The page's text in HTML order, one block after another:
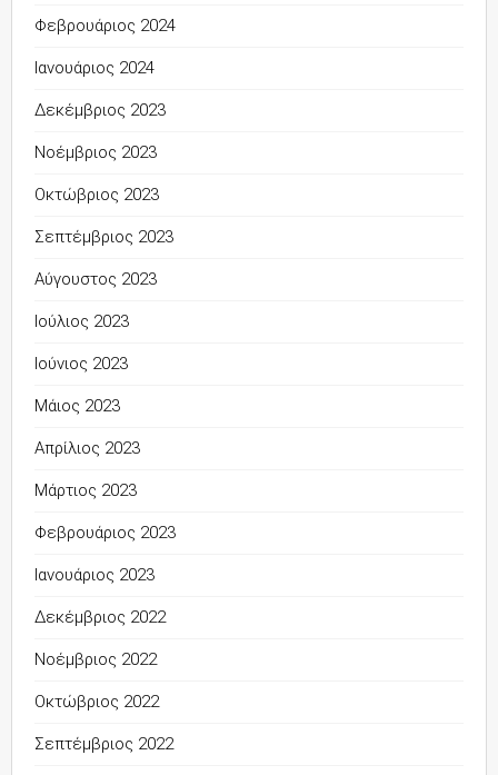
Φεβρουάριος 2024
Ιανουάριος 2024
Δεκέμβριος 2023
Νοέμβριος 2023
Οκτώβριος 2023
Σεπτέμβριος 2023
Αύγουστος 2023
Ιούλιος 2023
Ιούνιος 2023
Μάιος 2023
Απρίλιος 2023
Μάρτιος 2023
Φεβρουάριος 2023
Ιανουάριος 2023
Δεκέμβριος 2022
Νοέμβριος 2022
Οκτώβριος 2022
Σεπτέμβριος 2022